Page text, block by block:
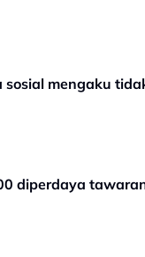
sosial mengaku
diperdaya